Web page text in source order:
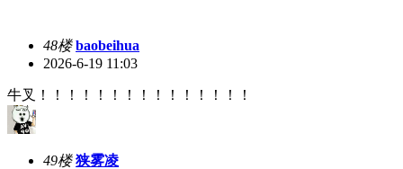
48楼 baobeihua
2026-6-19 11:03
牛叉！！！！！！！！！！！！！！！
49楼 狭雾凌